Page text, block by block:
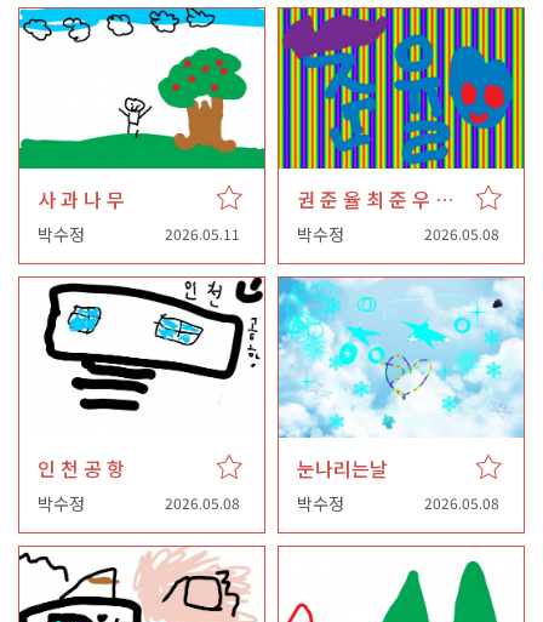
사 과 나 무
박수정 2026.05.11
권 준 율 최 준 우 안 채 아
박수정 2026.05.08
인 천 공 항
박수정 2026.05.08
눈나리는날
박수정 2026.05.08